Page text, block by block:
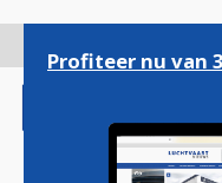
gaan
Profiteer nu van